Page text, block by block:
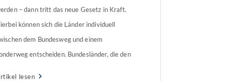
– dann tritt das neue Gesetz in Kraft.
können sich die Länder individuell
dem Bundesweg und einem
entscheiden. Bundesländer, die den
lesen